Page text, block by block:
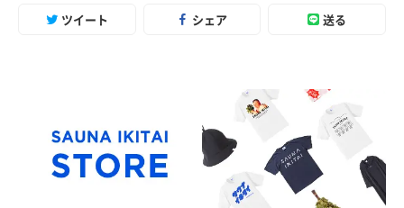
ツイート シェア 送る